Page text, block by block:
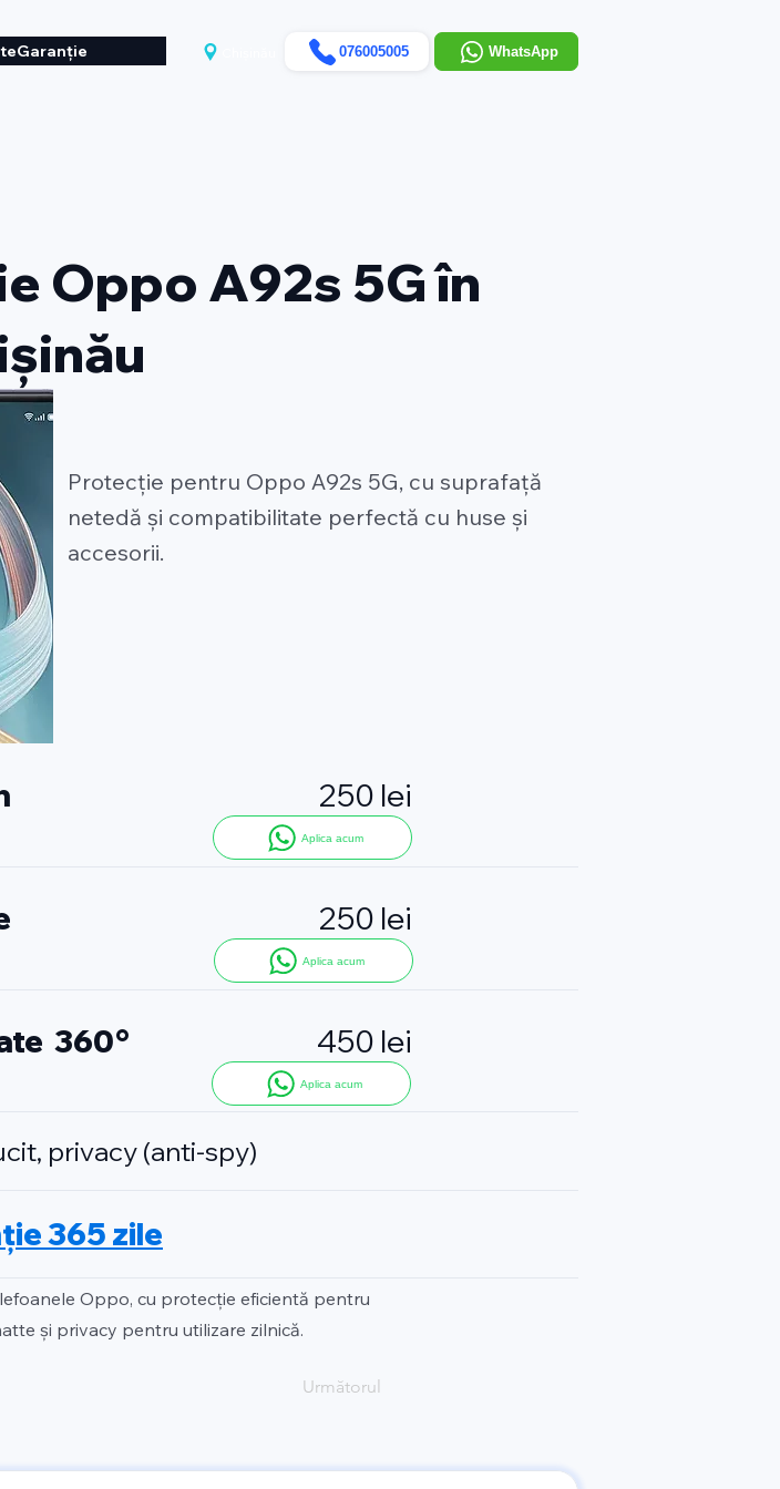
Garanție 076005005 WhatsApp
Oppo A92s 5G în
Protecție pentru Oppo A92s 5G, cu suprafață
netedă și compatibilitate perfectă cu huse și
accesorii.
250 lei
Aplica acum
250 lei
Aplica acum
360°
Aplica acum
450 lei
privacy (anti-spy)
365 zile
Oppo, cu protecție eficientă pentru
și privacy pentru utilizare zilnică.
Următorul